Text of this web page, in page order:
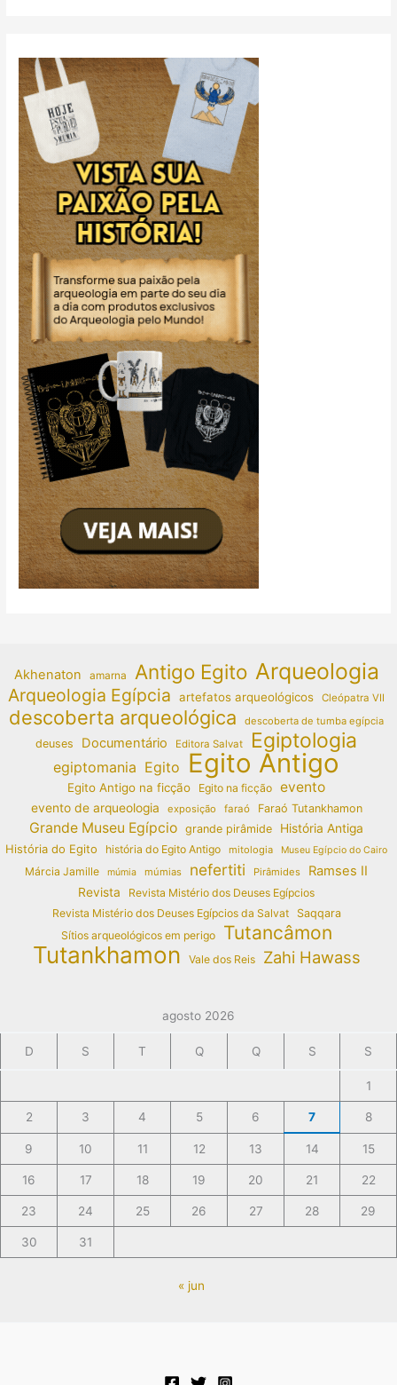
Akhenaton amarna Antigo Egito Arqueologia
Arqueologia Egípcia artefatos arqueológicos Cleópatra VII
descoberta arqueológica descoberta de tumba egípcia
deuses Documentário Editora Salvat Egiptologia
egiptomania Egito Egito Antigo
Egito Antigo na ficção Egito na ficção evento
evento de arqueologia exposição faraó Faraó Tutankhamon
Grande Museu Egípcio grande pirâmide
História Antiga
História do Egito
história do Egito Antigo mitologia Museu Egípcio do Cairo
Márcia Jamille múmia múmias nefertiti Pirâmides Ramses II
Revista
Revista Mistério dos Deuses Egípcios
Revista Mistério dos Deuses Egípcios da Salvat
Saqqara
Sítios arqueológicos em perigo
Tutancâmon
Tutankhamon Vale dos Reis Zahi Hawass
agosto 2026
D S T Q Q S S
1
2 3 4 5 6 7 8
9 10 11 12 13 14 15
16 17 18 19 20 21 22
23 24 25 26 27 28 29
30 31
« jun